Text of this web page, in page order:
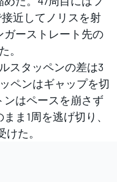
近してノリスを射
ーストレート先の
。
スタッペンの差は3
ペンはギャップを切
ンはペースを崩さず
ま1周を逃げ切り、
た。